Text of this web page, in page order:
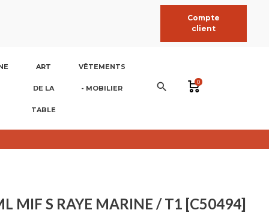
Compte
client
ART
DE LA
TABLE
VÊTEMENTS
- MOBILIER search 0
MIF S RAYE MARINE / T1 [C50494]